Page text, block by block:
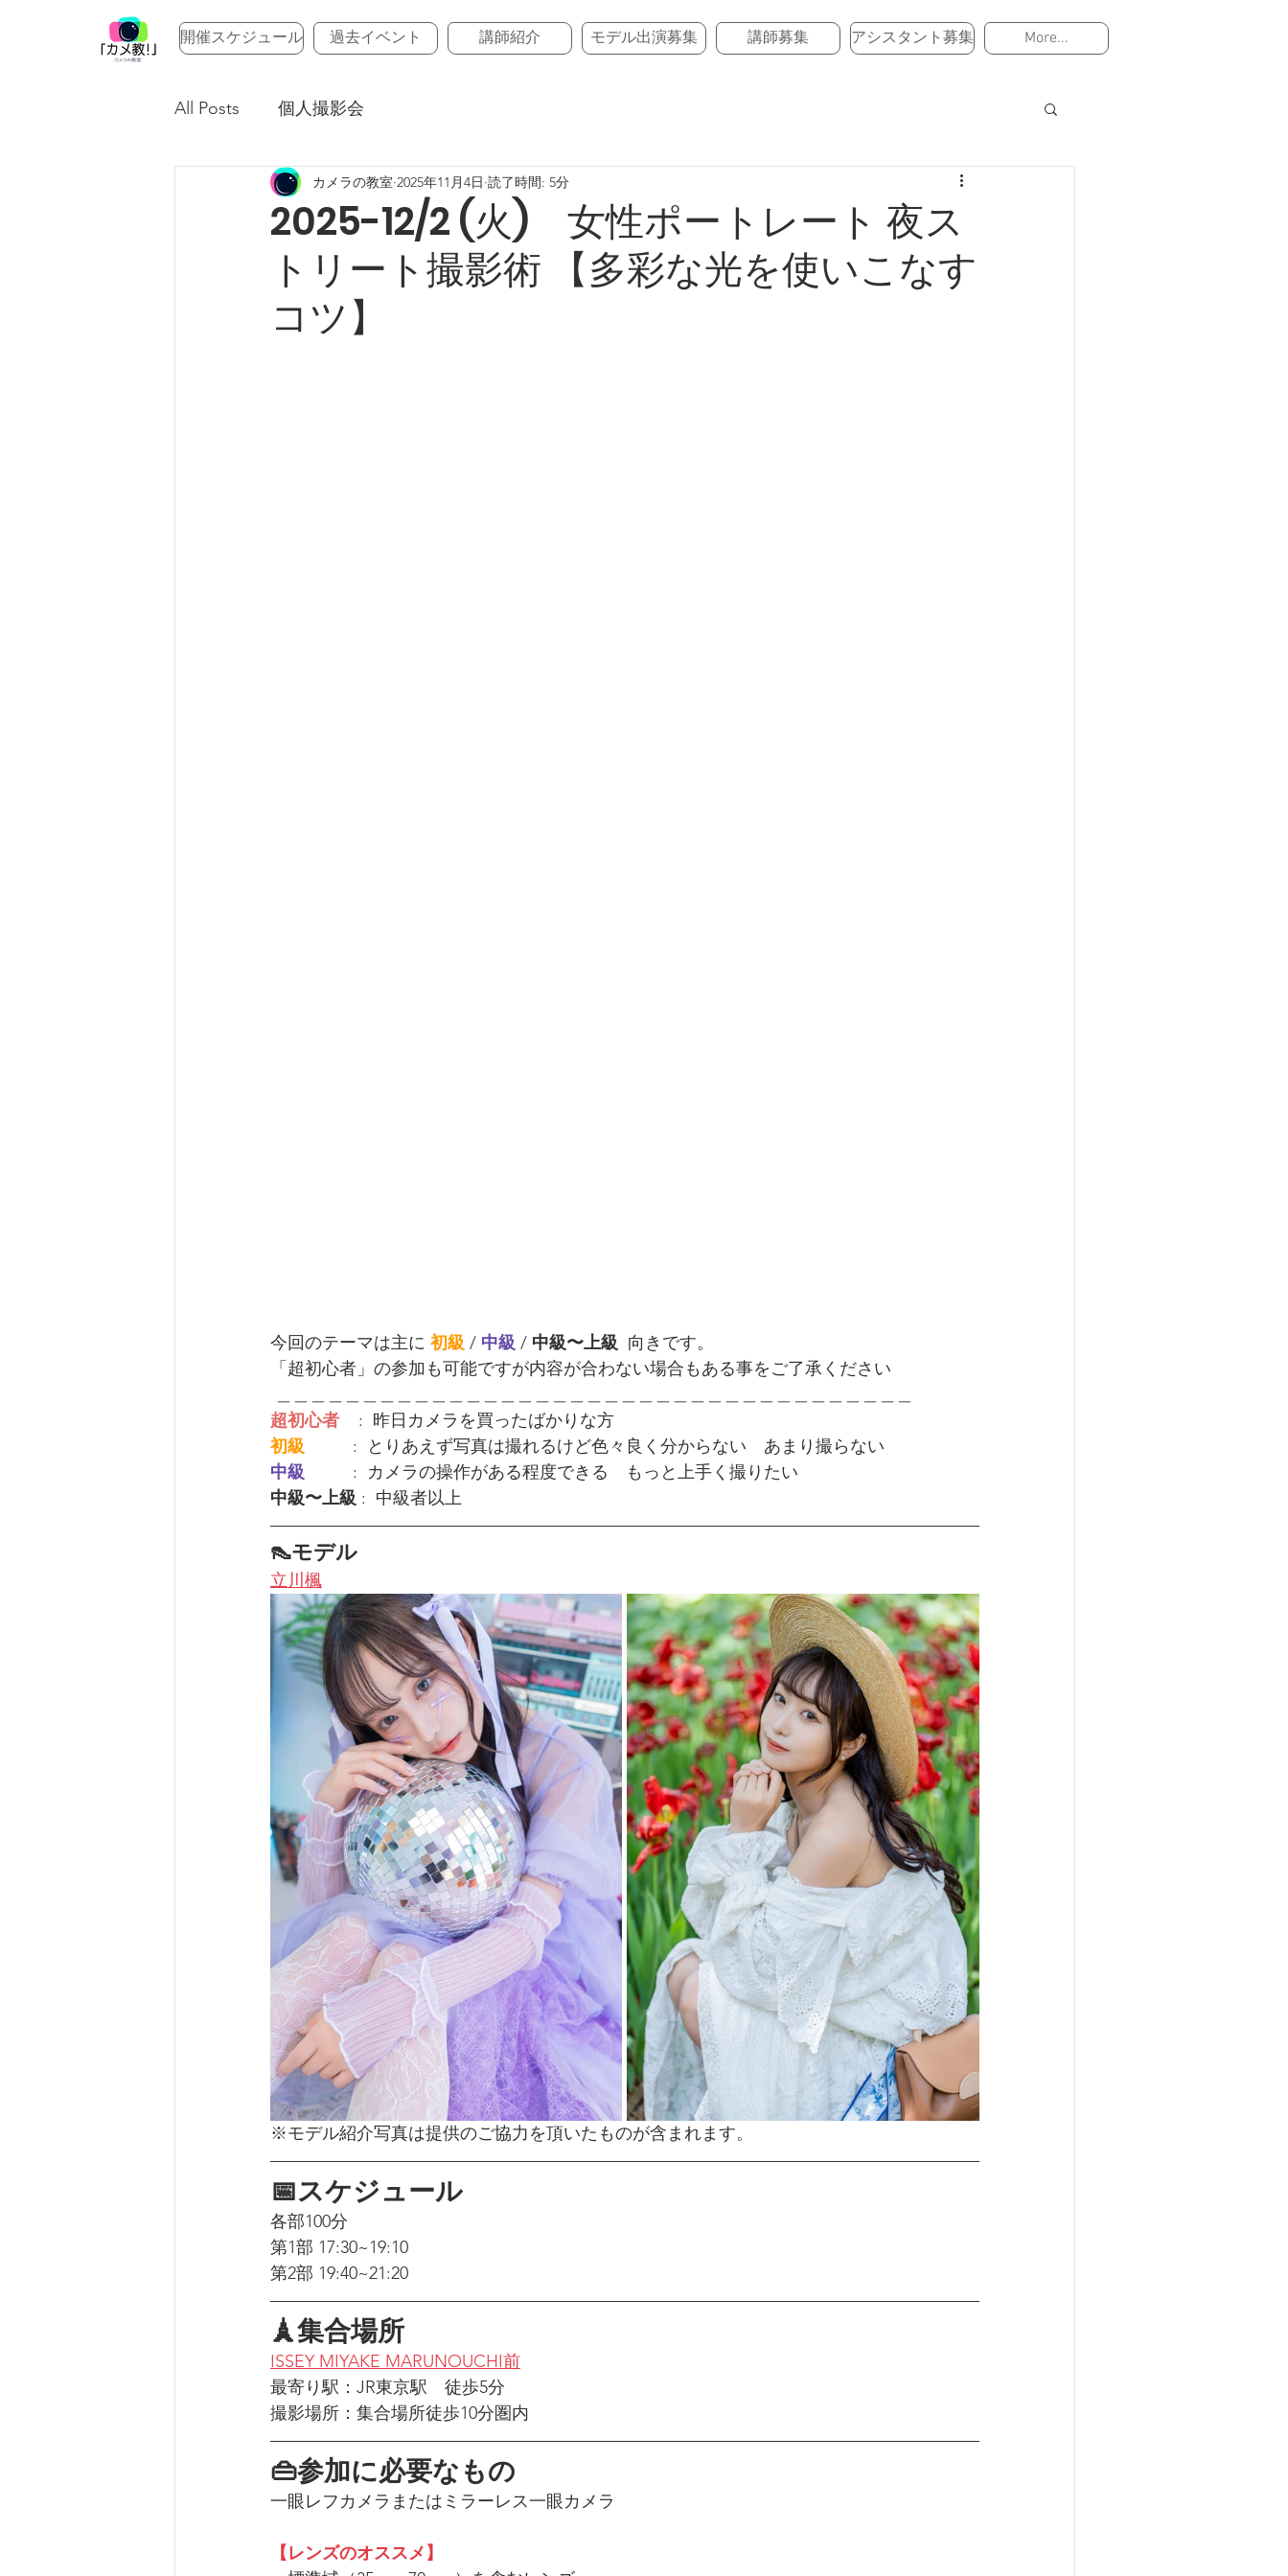
開催スケジュール 過去イベント 講師紹介 モデル出演募集 講師募集 アシスタント募集 More...
All Posts 個人撮影会
2025-12/2 (火) 女性ポートレート 夜ス
トリート撮影術 【多彩な光を使いこなす
コツ】
カメラの教室 2025年11月4日 読了時間: 5分
今回のテーマは主に 初級 / 中級 / 中級〜上級 向きです。
「超初心者」の参加も可能ですが内容が合わない場合もある事をご了承ください
超初心者 :  昨日カメラを買ったばかりな方
初級
:  とりあえず写真は撮れるけど色々良く分からない　あまり撮らない
中級
:  カメラの操作がある程度できる　もっと上手く撮りたい
中級〜上級 :  中級者以上
👠モデル
立川楓
※モデル紹介写真は提供のご協力を頂いたものが含まれます。
📅スケジュール
各部100分
第1部 17:30~19:10
第2部 19:40~21:20
🗼集合場所
ISSEY MIYAKE MARUNOUCHI前
最寄り駅：JR東京駅　徒歩5分
撮影場所：集合場所徒歩10分圏内
👜参加に必要なもの
一眼レフカメラまたはミラーレス一眼カメラ
【レンズのオススメ】